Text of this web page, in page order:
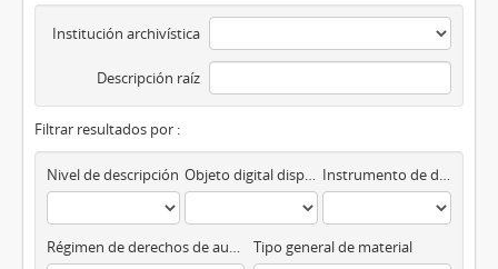
Institución archivística
Descripción raíz
Filtrar resultados por :
Nivel de descripción Objeto digital disponibles Instrumento de descripción
Régimen de derechos de autor Tipo general de material